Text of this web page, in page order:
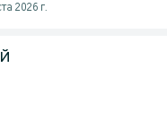
2026 г.